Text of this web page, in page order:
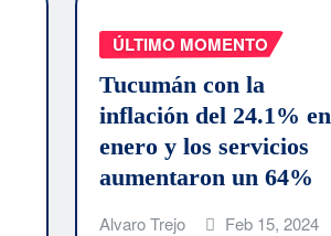
ÚLTIMO MOMENTO
Tucumán con la
inflación del 24.1% en
enero y los servicios
aumentaron un 64%
Alvaro Trejo Feb 15, 2024